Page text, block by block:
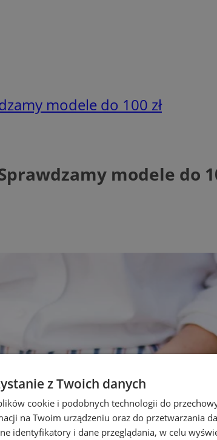
modele do 100 zł
modele do
z Twoich danych
cookie i podobnych technologii do
na Twoim urządzeniu oraz do przetwarzania
identyfikatory i dane przeglądania, w celu